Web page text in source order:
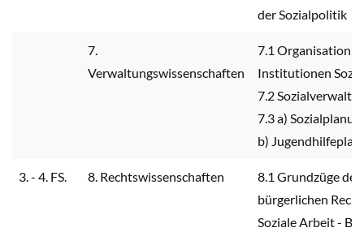
der Sozialpolitik
7.
Verwaltungswissenschaften
7.1 Organisation
Institutionen
7.2
7.3 a)
b)
3. - 4. FS. 8. Rechtswissenschaften
8.1 Grundzüge des
bürgerlichen
Soziale Arbeit -